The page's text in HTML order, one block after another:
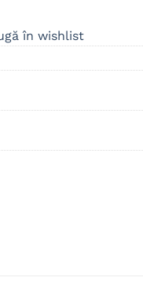
în wishlist